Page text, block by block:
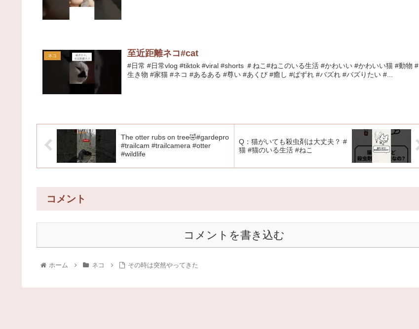
ネコ 至近距離ネコ#cat
#日常 #日常vlog #tiktok #viral #shorts ＃ねこ#ねこのいる生活 #かわいい #かわいい猫 #動物 #
生き物 #家猫 #ネコ #あるある #尊い #あくび #癒し #ばずれ #バズれ #バズりたい #...
The otter rubs on tree🤣#gardepro
#trailcam #trailcamera #otter
#wildlife
Q：猫がいても殺虫剤は大丈夫？ #
猫 #猫のいる生活 #ねこ
コメント
コメントを書き込む
ホーム ネコ その時は突然やってきた